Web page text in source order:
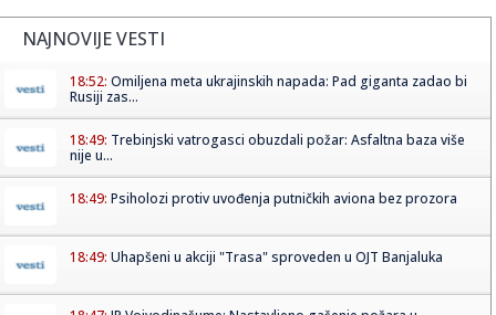
NAJNOVIJE VESTI
18:52: Omiljena meta ukrajinskih napada: Pad giganta zadao bi
Rusiji zas...
18:49: Trebinjski vatrogasci obuzdali požar: Asfaltna baza više
nije u...
18:49: Psiholozi protiv uvođenja putničkih aviona bez prozora
18:49: Uhapšeni u akciji "Trasa" sproveden u OJT Banjaluka